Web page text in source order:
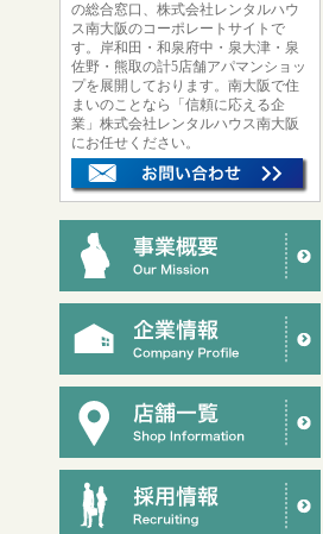
の総合窓口、株式会社レンタルハウ
ス南大阪のコーポレートサイトで
す。岸和田・和泉府中・泉大津・泉
佐野・熊取の計5店舗アパマンショッ
プを展開しております。南大阪で住
まいのことなら「信頼に応える企
業」株式会社レンタルハウス南大阪
にお任せください。